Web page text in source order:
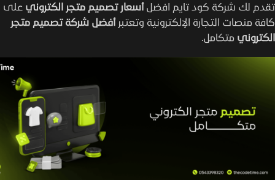
تقدم لك شركة كود تايم افضلأسعار تصميم متجر الكتروني على
كافة منصات التجارة الإلكترونية وتعتبرأفضل شركةتصميم متجر
الكتروني متكامل.